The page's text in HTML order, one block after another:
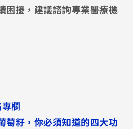
困擾，建議諮詢專業醫療機
欄
萄籽，你必須知道的四大功